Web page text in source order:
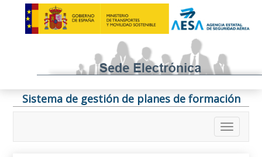
Sistema de gestión de planes de formación